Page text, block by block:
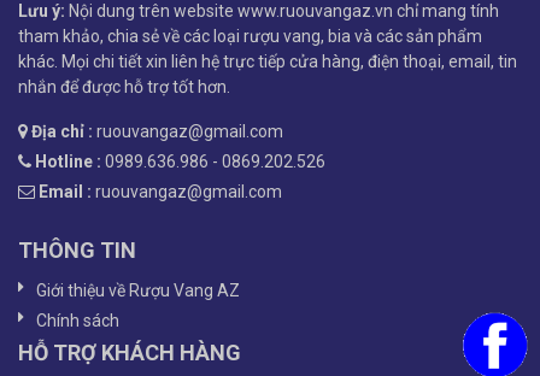
Lưu ý: Nội dung trên website www.ruouvangaz.vn chỉ mang tính
tham khảo, chia sẻ về các loại rượu vang, bia và các sản phẩm
khác. Mọi chi tiết xin liên hệ trực tiếp cửa hàng, điện thoại, email, tin
nhắn để được hỗ trợ tốt hơn.
Địa chỉ : ruouvangaz@gmail.com
Hotline : 0989.636.986 - 0869.202.526
Email : ruouvangaz@gmail.com
THÔNG TIN
Giới thiệu về Rượu Vang AZ
Chính sách
HỖ TRỢ KHÁCH HÀNG